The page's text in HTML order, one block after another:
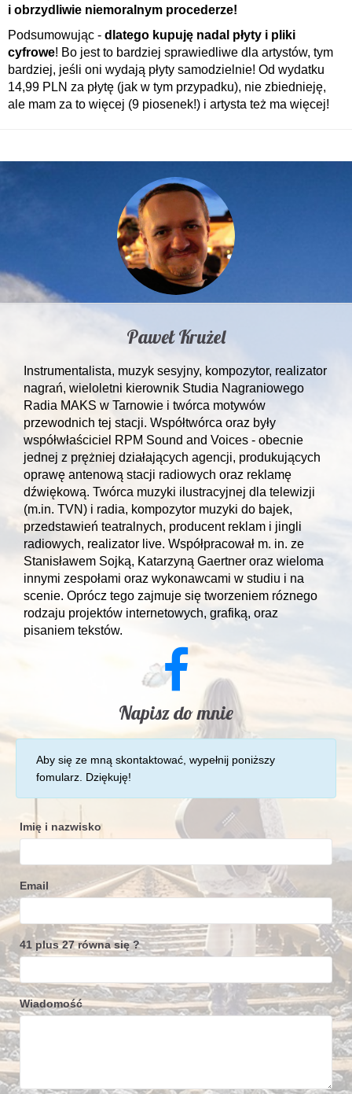
i obrzydliwie niemoralnym procederze!
Podsumowując - dlatego kupuję nadal płyty i pliki
cyfrowe! Bo jest to bardziej sprawiedliwe dla artystów, tym
bardziej, jeśli oni wydają płyty samodzielnie! Od wydatku
14,99 PLN za płytę (jak w tym przypadku), nie zbiednieję,
ale mam za to więcej (9 piosenek!) i artysta też ma więcej!
Paweł Krużel
Instrumentalista, muzyk sesyjny, kompozytor, realizator
nagrań, wieloletni kierownik Studia Nagraniowego
Radia MAKS w Tarnowie i twórca motywów
przewodnich tej stacji. Współtwórca oraz były
współwłaściciel RPM Sound and Voices - obecnie
jednej z prężniej działających agencji, produkujących
oprawę antenową stacji radiowych oraz reklamę
dźwiękową. Twórca muzyki ilustracyjnej dla telewizji
(m.in. TVN) i radia, kompozytor muzyki do bajek,
przedstawień teatralnych, producent reklam i jingli
radiowych, realizator live. Współpracował m. in. ze
Stanisławem Sojką, Katarzyną Gaertner oraz wieloma
innymi zespołami oraz wykonawcami w studiu i na
scenie. Oprócz tego zajmuje się tworzeniem róznego
rodzaju projektów internetowych, grafiką, oraz
pisaniem tekstów.
Napisz do mnie
Aby się ze mną skontaktować, wypełnij poniższy
fomularz. Dziękuję!
Imię i nazwisko
Email
41 plus 27 równa się ?
Wiadomość